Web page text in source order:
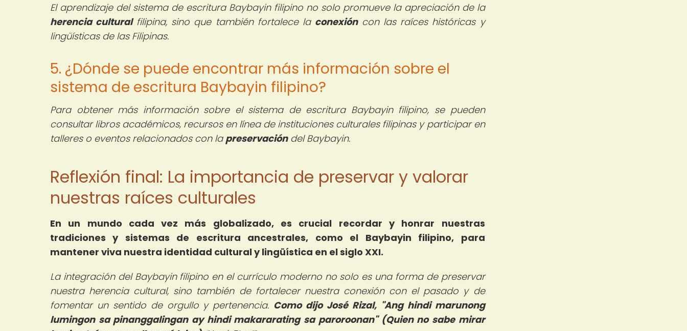
El aprendizaje del sistema de escritura Baybayin filipino no solo promueve la apreciación de la
herencia culturalfilipina, sino que también fortalece la conexióncon las raíces históricas y
lingüísticas de las Filipinas.
5. ¿Dónde se puede encontrar más información sobre el
sistema de escritura Baybayin filipino?
Para obtener más información sobre el sistema de escritura Baybayin filipino, se pueden
consultar libros académicos, recursos en línea de instituciones culturales filipinas y participar en
talleres o eventos relacionados con la preservacióndel Baybayin.
Reflexión final: La importancia de preservar y valorar
nuestras raíces culturales
En un mundo cada vez más globalizado, es crucial recordar y honrar nuestras
tradiciones y sistemas de escritura ancestrales, como el Baybayin filipino, para
mantener viva nuestra identidad cultural y lingüística en el siglo XXI.
La integración del Baybayin filipino en el currículo moderno no solo es una forma de preservar
nuestra herencia cultural, sino también de fortalecer nuestra conexión con el pasado y de
fomentar un sentido de orgullo y pertenencia. Como dijo José Rizal, "Ang hindi marunong
lumingon sa pinanggalingan ay hindi makararating sa paroroonan" (Quien no sabe mirar